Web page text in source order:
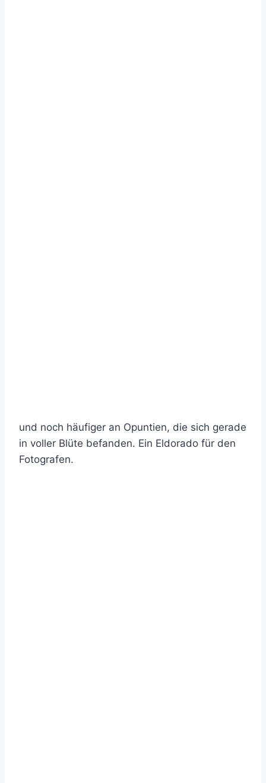
und noch häufiger an Opuntien, die sich gerade
in voller Blüte befanden. Ein Eldorado für den
Fotografen.